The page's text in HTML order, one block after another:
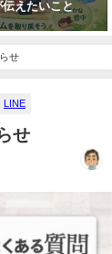
もたらす不思議
せ
LINE
せ